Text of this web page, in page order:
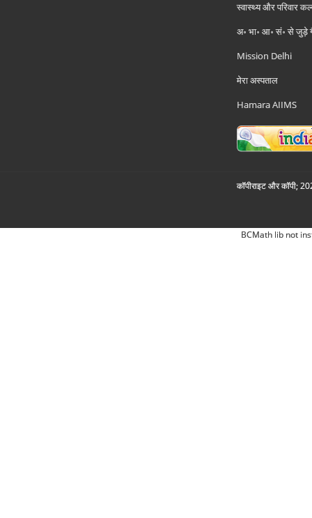
स्वास्थ्य और परिवार
अ॰ भा॰ आ॰ सं॰ से जुड़े
Mission Delhi
मेरा अस्पताल
Hamara AIIMS
कॉपीराइट और कॉपी;
BCMath lib not